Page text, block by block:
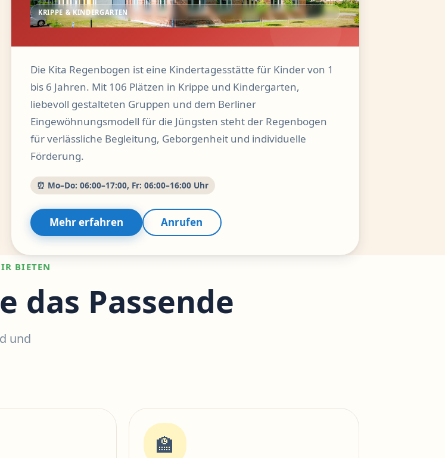
KRIPPE & KINDERGARTEN
Die Kita Regenbogen ist eine Kindertagesstätte für Kinder von 1
bis 6 Jahren. Mit 106 Plätzen in Krippe und Kindergarten,
liebevoll gestalteten Gruppen und dem Berliner
Eingewöhnungsmodell für die Jüngsten steht der Regenbogen
für verlässliche Begleitung, Geborgenheit und individuelle
Förderung.
⏰ Mo–Do: 06:00–17:00, Fr: 06:00–16:00 Uhr
Mehr erfahren Anrufen
BIETEN
das Passende
und
🏫